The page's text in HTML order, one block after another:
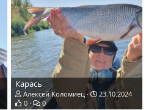
Карась
Алексей Коломиец
23.10.2024
0
0